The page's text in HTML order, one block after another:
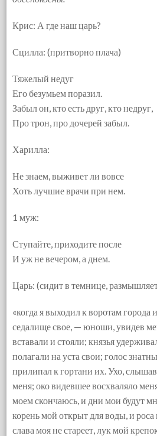
Крис: А где наш царь?
Сцилла: (притворно плача)
Тяжелый недуг
Его безумьем поразил.
Забыл он, кто есть друг, кто недруг,
Про трон, про дочерей забыл.
Харилла:
Не знаем, выживет ли вовсе
Хоть лучшие врачи при нем.
1 муж:
Ступайте, приходите после
И уж не вечером, а днем.
Царь: (сидит в темнице,
«когда я выходил к воротам города
седалище свое, — юноши, увидев
вставали и стояли; князья
полагали на уста свои; голос
прилипал к гортани их. Ухо,
меня; око видевшее восхваляло
моем скончаюсь, и дни мои будут
корень мой открыт для воды, и роса
слава моя не стареет, лук мой